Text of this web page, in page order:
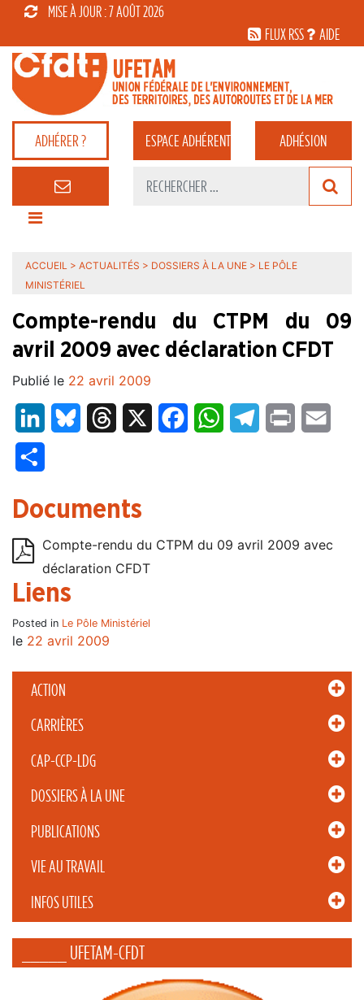
MISE À JOUR : 7 AOÛT 2026
FLUX RSS
AIDE
ADHÉRER ? ESPACEADHÉRENT ADHÉSION
ACTION
CARRIÈRES
CAP-CCP-LDG
DOSSIERS À LA UNE
PUBLICATIONS
VIE AU TRAVAIL
INFOS UTILES
_____ UFETAM-CFDT
ACCUEIL > ACTUALITÉS > DOSSIERS À LA UNE > LE PÔLE
MINISTÉRIEL
Compte-rendu du CTPM du 09
avril 2009 avec déclaration CFDT
Publié le 22 avril 2009
LinkedInBluesky Threads FacebookWhatsAppTelegram
Print
Documents
Compte-rendu du CTPM du 09 avril 2009 avec
déclaration CFDT
Liens
Posted in Le Pôle Ministériel
le 22 avril 2009